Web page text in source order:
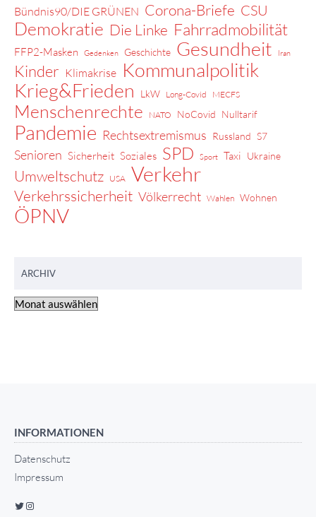
Bündnis90/DIE GRÜNEN Corona-Briefe CSU
Demokratie Die Linke Fahrradmobilität
FFP2-Masken Gedenken Geschichte Gesundheit Iran
Kinder Klimakrise Kommunalpolitik
Krieg&Frieden
LkW Long-Covid MECFS
Menschenrechte NATO NoCovid Nulltarif
Pandemie Rechtsextremismus Russland S7
Senioren Sicherheit Soziales SPD Sport Taxi Ukraine
Umweltschutz USA Verkehr
Verkehrssicherheit Völkerrecht Wahlen Wohnen
ÖPNV
ARCHIV
INFORMATIONEN
Datenschutz
Impressum